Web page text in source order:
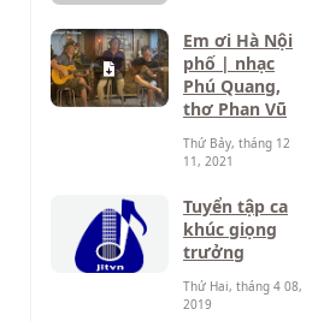
Em ơi Hà Nội
phố | nhạc
Phú Quang,
thơ Phan Vũ
Thứ Bảy, tháng 12
11, 2021
Tuyển tập ca
khúc giọng
trưởng
Thứ Hai, tháng 4 08,
2019